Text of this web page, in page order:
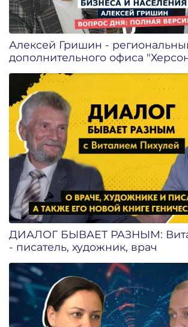
Алексей Гришин -
дополнительного офиса
ДИАЛОГ БЫВАЕТ РАЗНЫМ:
- писатель, художник, врач